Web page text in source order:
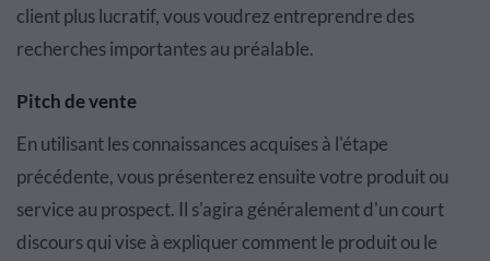
client plus lucratif, vous voudrez entreprendre des
recherches importantes au préalable.
Pitch de vente
En utilisant les connaissances acquises à l'étape
précédente, vous présenterez ensuite votre produit ou
service au prospect. Il s'agira généralement d'un court
discours qui vise à expliquer comment le produit ou le